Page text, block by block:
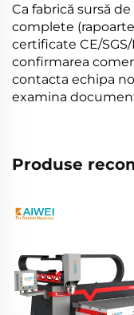
Ca fabrică sursă
complete
certificate CE/
confirmarea
contacta echipa
examina
Produse